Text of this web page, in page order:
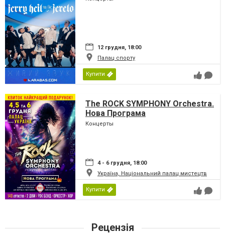
12 грудня, 18:00
Палац спорту
Купити
The ROCK SYMPHONY Orchestra.
Нова Програма
Концерты
4 - 6 грудня, 18:00
Україна, Національний палац мистецтв
Купити
Рецензія